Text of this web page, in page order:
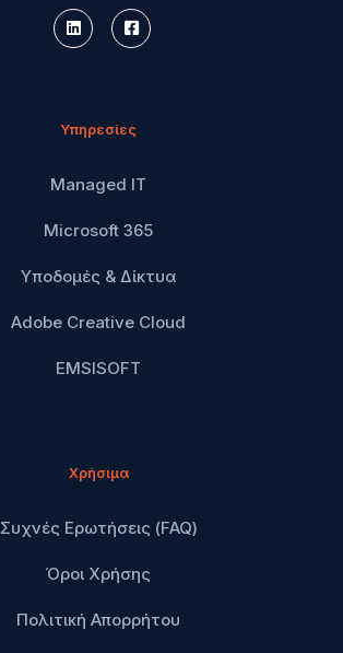
Υπηρεσίες
Managed IT
Microsoft 365
Υποδομές & Δίκτυα
Adobe Creative Cloud
EMSISOFT
Χρήσιμα
Συχνές Ερωτήσεις (FAQ)
Όροι Χρήσης
Πολιτική Απορρήτου